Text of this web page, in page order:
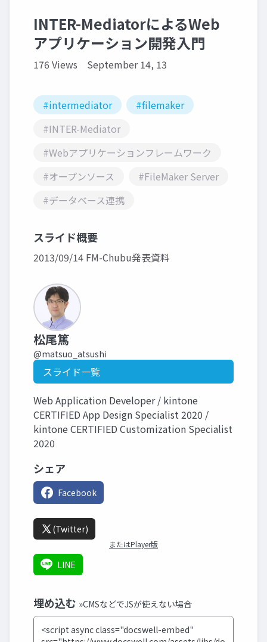
INTER-MediatorによるWeb
アプリケーション開発入門
176 Views September 14, 13
#intermediator
#filemaker
#INTER-Mediator
#Webアプリケーションフレームワーク
#オープンソース
#FileMaker Server
#データベース連携
スライド概要
2013/09/14 FM-Chubu発表資料
松尾篤
@matsuo_atsushi
スライド一覧
Web Application Developer / kintone
CERTIFIED App Design Specialist 2020 /
kintone CERTIFIED Customization Specialist
2020
シェア
Facebook
(Twitter)
またはPlayer版
LINE
埋め込む »CMSなどでJSが使えない場合